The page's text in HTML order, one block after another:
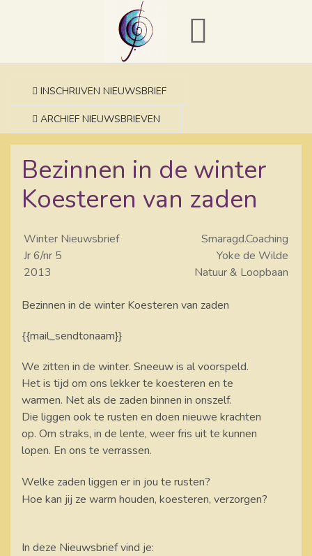
INSCHRIJVEN NIEUWSBRIEF
ARCHIEF NIEUWSBRIEVEN
Bezinnen in de winter
Koesteren van zaden
Winter Nieuwsbrief
Jr 6/nr 5
2013
Smaragd.Coaching
Yoke de Wilde
Natuur & Loopbaan
Bezinnen in de winter Koesteren van zaden
{{mail_sendtonaam}}
We zitten in de winter. Sneeuw is al voorspeld.
Het is tijd om ons lekker te koesteren en te
warmen. Net als de zaden binnen in onszelf.
Die liggen ook te rusten en doen nieuwe krachten
op. Om straks, in de lente, weer fris uit te kunnen
lopen. En ons te verrassen.
Welke zaden liggen er in jou te rusten?
Hoe kan jij ze warm houden, koesteren, verzorgen?
In deze Nieuwsbrief vind je: